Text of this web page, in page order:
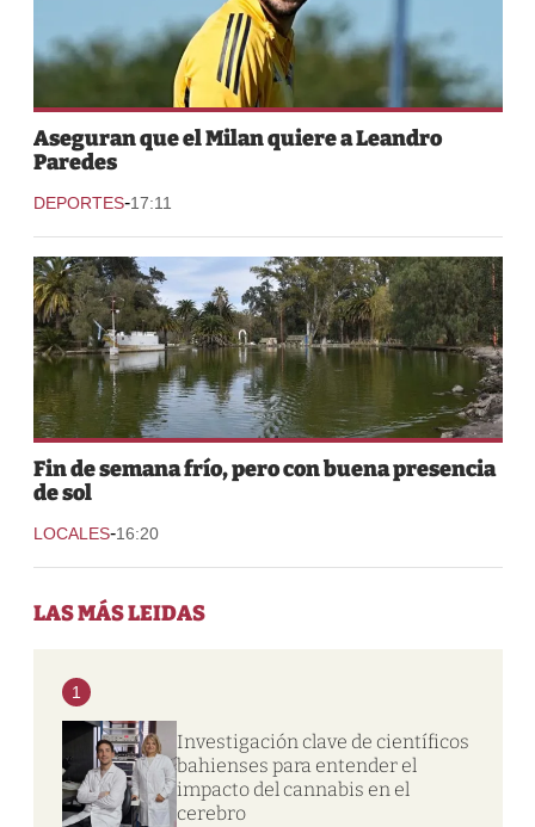
Aseguran que el Milan quiere a Leandro
Paredes
DEPORTES-17:11
Fin de semana frío, pero con buena presencia
de sol
LOCALES-16:20
LAS MÁS LEIDAS
1
Investigación clave de científicos
bahienses para entender el
impacto del cannabis en el
cerebro